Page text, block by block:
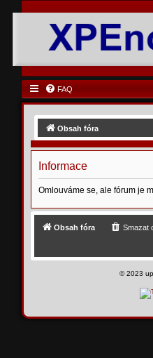
FAQ
Obsah fóra
Informace
Omlouváme se, ale fórum je
Obsah fóra Smazat
©2023